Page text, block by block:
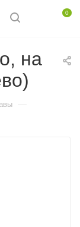
0
на
—